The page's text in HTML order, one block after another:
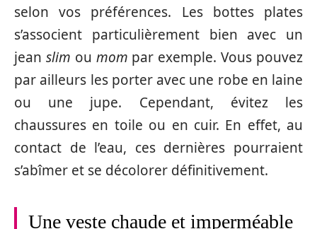
selon vos préférences. Les bottes plates
s’associent particulièrement bien avec un
jean slim ou mom par exemple. Vous pouvez
par ailleurs les porter avec une robe en laine
ou une jupe. Cependant, évitez les
chaussures en toile ou en cuir. En effet, au
contact de l’eau, ces dernières pourraient
s’abîmer et se décolorer définitivement.
Une veste chaude et imperméable